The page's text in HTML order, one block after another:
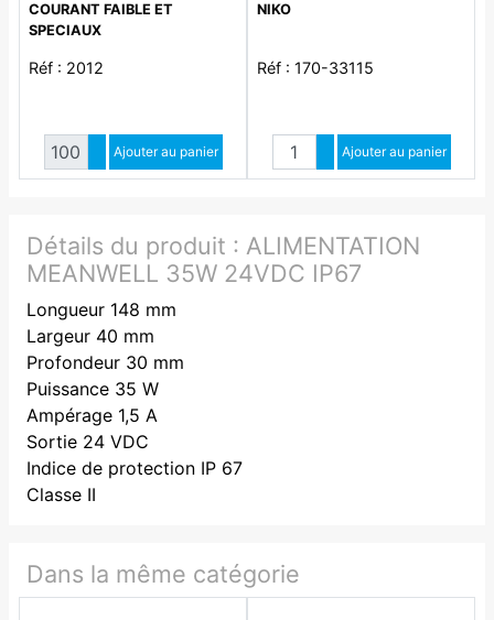
COURANT FAIBLE ET
SPECIAUX
Réf : 2012
Quantité
Augmenter quantité
Diminuer quantité
Ajouter au panier
NIKO
Réf : 170-33115
Quantité
Augmenter quantité
Diminuer quantité
Ajouter au panier
Détails du produit : ALIMENTATION
MEANWELL 35W 24VDC IP67
Longueur 148 mm
Largeur 40 mm
Profondeur 30 mm
Puissance 35 W
Ampérage 1,5 A
Sortie 24 VDC
Indice de protection IP 67
Classe II
Dans la même catégorie